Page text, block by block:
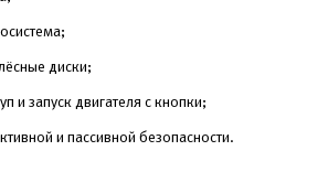
диски;
и запуск двигателя с кнопки;
и пассивной безопасности.